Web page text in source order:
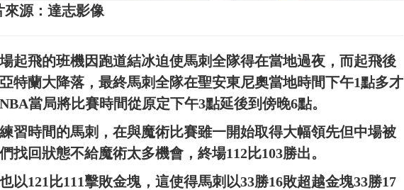
來源：達志影像
起飛的班機因跑道結冰迫使馬刺全隊得在當地過夜，而起飛後
特蘭大降落，最終馬刺全隊在聖安東尼奧當地時間下午1點多才
當局將比賽時間從原定下午3點延後到傍晚6點。
習時間的馬刺，在與魔術比賽雖一開始取得大幅領先但中場被
找回狀態不給魔術太多機會，終場112比103勝出。
以121比111擊敗金塊，這使得馬刺以33勝16敗超越金塊33勝17